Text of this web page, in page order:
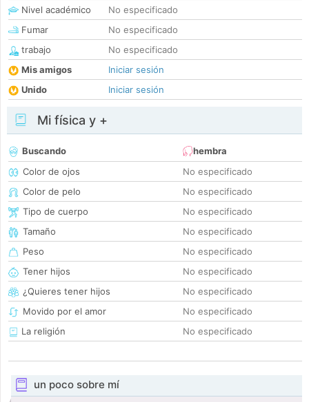
Nivel académico
No especificado
Fumar
No especificado
trabajo
No especificado
Mis amigos
Iniciar sesión
Unido
Iniciar sesión
Mi física y +
Buscando
hembra
Color de ojos
No especificado
Color de pelo
No especificado
Tipo de cuerpo
No especificado
Tamaño
No especificado
Peso
No especificado
Tener hijos
No especificado
¿Quieres tener hijos
No especificado
Movido por el amor
No especificado
La religión
No especificado
un poco sobre mí